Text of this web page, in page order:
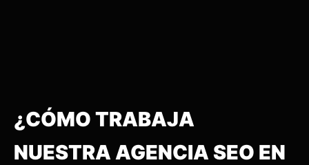
¿CÓMO TRABAJA
NUESTRA AGENCIA SEO EN